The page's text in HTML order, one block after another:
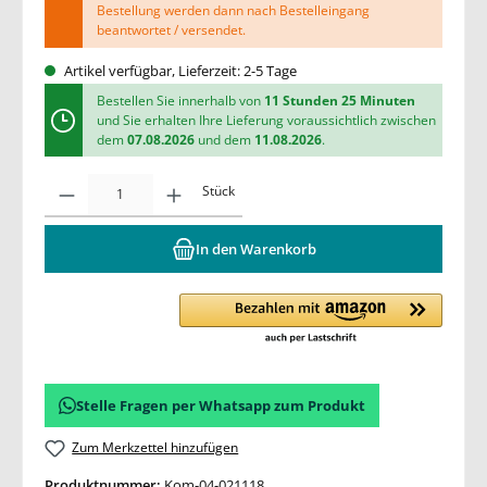
Bestellung werden dann nach Bestelleingang
beantwortet / versendet.
Artikel verfügbar, Lieferzeit: 2-5 Tage
Bestellen Sie innerhalb von 11 Stunden 25 Minuten
und Sie erhalten Ihre Lieferung voraussichtlich zwischen
dem07.08.2026und dem 11.08.2026.
Stück
In den Warenkorb
Stelle Fragen per Whatsapp zum Produkt
Zum Merkzettel hinzufügen